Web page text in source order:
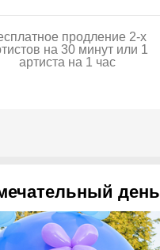
продление 2-х
на 30 минут или 1
артиста на 1 час
день